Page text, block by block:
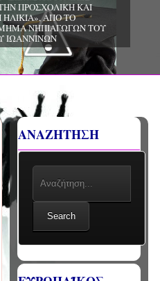
ΜΕΤΑΠΤΥΧΙΑΚΩΝ
ΤΗΣ ΑΓΩΓΗΣ -
ΑΠΟ ΤΟ
ΑΝΑΖΗΤΗΣΗ
Search